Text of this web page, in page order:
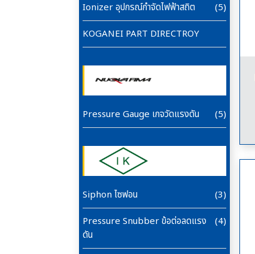
Ionizer อุปกรณ์กำจัดไฟฟ้าสถิต
(5)
KOGANEI PART DIRECTROY
Pressure Gauge เกจวัดแรงดัน (5)
Siphon ไซฟอน
(3)
Pressure Snubber ข้อต่อลดแรง
ดัน
(4)